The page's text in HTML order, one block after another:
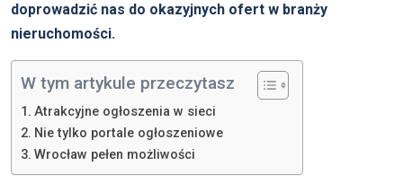
doprowadzić nas do okazyjnych ofert w branży
nieruchomości.
W tym artykule przeczytasz
Atrakcyjne ogłoszenia w sieci
Nie tylko portale ogłoszeniowe
Wrocław pełen możliwości